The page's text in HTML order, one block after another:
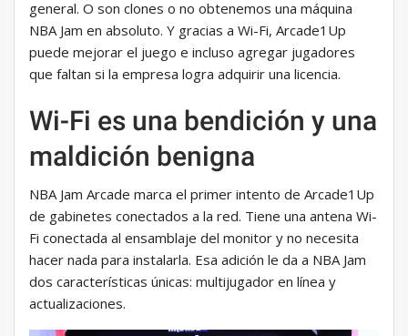
general. O son clones o no obtenemos una máquina
NBA Jam en absoluto. Y gracias a Wi-Fi, Arcade1Up
puede mejorar el juego e incluso agregar jugadores
que faltan si la empresa logra adquirir una licencia.
Wi-Fi es una bendición y una
maldición benigna
NBA Jam Arcade marca el primer intento de Arcade1Up
de gabinetes conectados a la red. Tiene una antena Wi-
Fi conectada al ensamblaje del monitor y no necesita
hacer nada para instalarla. Esa adición le da a NBA Jam
dos características únicas: multijugador en línea y
actualizaciones.